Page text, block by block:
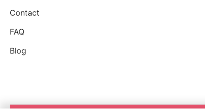
Contact
FAQ
Blog